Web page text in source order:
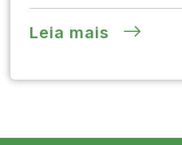
Leia mais